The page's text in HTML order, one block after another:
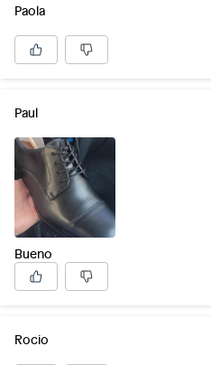
Paola
Paul
Bueno
Rocio